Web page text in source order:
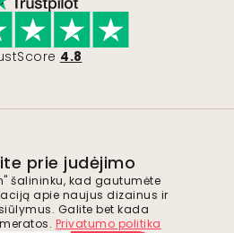
4.8
prie judėjimo
šalininku, kad gautumėte
apie naujus dizainus ir
Galite bet kada
Privatumo politika